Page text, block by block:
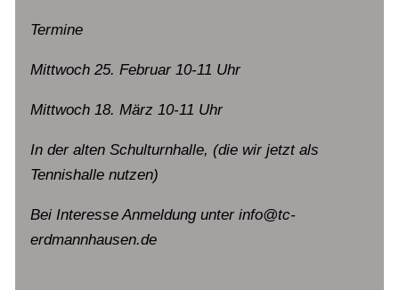
Termine
Mittwoch 25. Februar 10-11 Uhr
Mittwoch 18. März 10-11 Uhr
In der alten Schulturnhalle, (die wir jetzt als
Tennishalle nutzen)
Bei Interesse Anmeldung unter info@tc-
erdmannhausen.de